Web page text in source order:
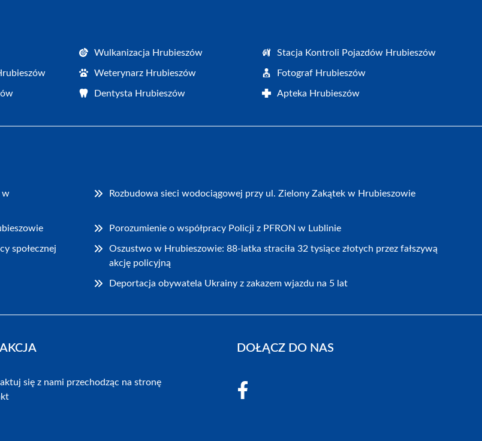
Wulkanizacja Hrubieszów Stacja Kontroli Pojazdów Hrubieszów
Weterynarz Hrubieszów Fotograf Hrubieszów
Dentysta Hrubieszów Apteka Hrubieszów
w
Rozbudowa sieci wodociągowej przy ul. Zielony Zakątek w Hrubieszowie
Porozumienie o współpracy Policji z PFRON w Lublinie
społecznej
Oszustwo w Hrubieszowie: 88-latka straciła 32 tysiące złotych przez fałszywą
akcję policyjną
Deportacja obywatela Ukrainy z zakazem wjazdu na 5 lat
się z nami przechodząc na stronę
DOŁĄCZ DO NAS